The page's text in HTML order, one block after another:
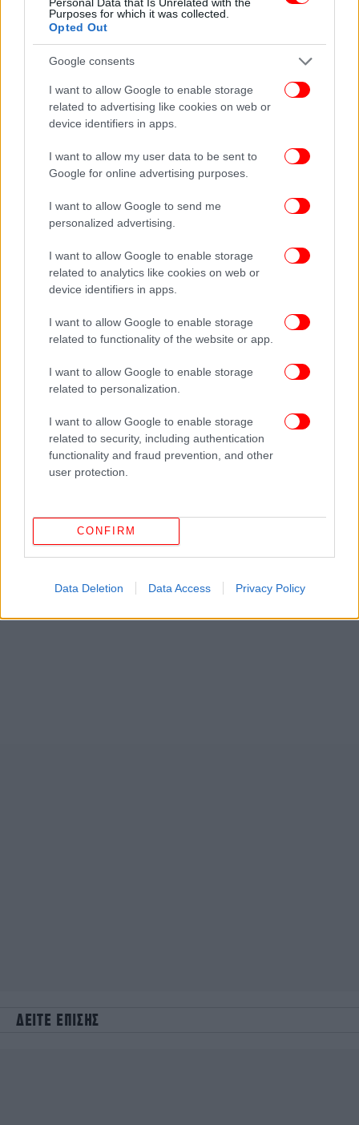
Purposes for which it was collected.
Opted Out
Google consents
I want to allow Google to enable storage
related to advertising like cookies on web or
device identifiers in apps.
I want to allow my user data to be sent to
Google for online advertising purposes.
I want to allow Google to send me
personalized advertising.
I want to allow Google to enable storage
related to analytics like cookies on web or
device identifiers in apps.
I want to allow Google to enable storage
related to functionality of the website or app.
I want to allow Google to enable storage
related to personalization.
I want to allow Google to enable storage
related to security, including authentication
functionality and fraud prevention, and other
user protection.
CONFIRM
Data Deletion Data Access Privacy Policy
ΠΕΡΙΣΣΟΤΕΡΑ ΒΙΝΤΕΟ
Ακολουθήστε το στο Google Newsκαι μάθετε
Δείτε όλες τις τελευταίεςΕιδήσεις
ΔΙΑΒΑΣΤΕ ΠΕΡΙΣΣΟΤΕΡΑ ΕΛΛΗΝΙΚΉ ΥΦΑΛΟΚΡΗΠΊΔΑ
ΔΕΙΤΕ ΕΠΙΣΗΣ